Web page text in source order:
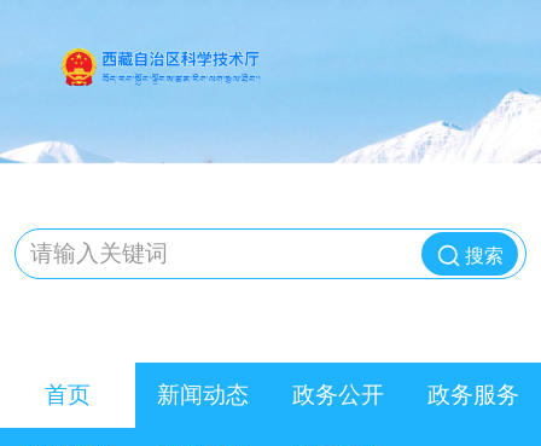
搜索
首页 新闻动态 政务公开 政务服务